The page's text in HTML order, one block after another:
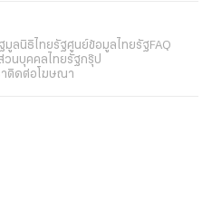
มูลนิธิไทยรัฐศูนย์ข้อมูลไทยรัฐFAQ
วนบุคคลไทยรัฐกรุ๊ป
ติดต่อโฆษณา